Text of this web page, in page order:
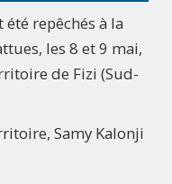
repêchés à la
les 8 et 9 mai,
de Fizi (Sud-
Samy Kalonji